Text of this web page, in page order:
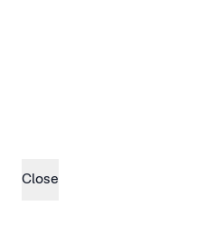
Close